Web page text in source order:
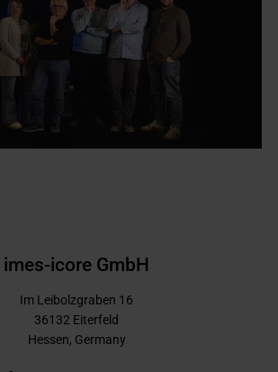
imes-icore GmbH
Im Leibolzgraben 16
36132 Eiterfeld
Hessen, Germany